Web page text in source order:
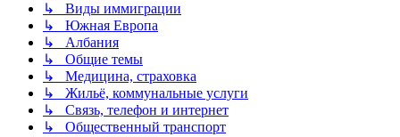
↳ Виды иммиграции
↳ Южная Европа
↳ Албания
↳ Общие темы
↳ Медицина, страховка
↳ Жильё, коммунальные услуги
↳ Связь, телефон и интернет
↳ Общественный транспорт